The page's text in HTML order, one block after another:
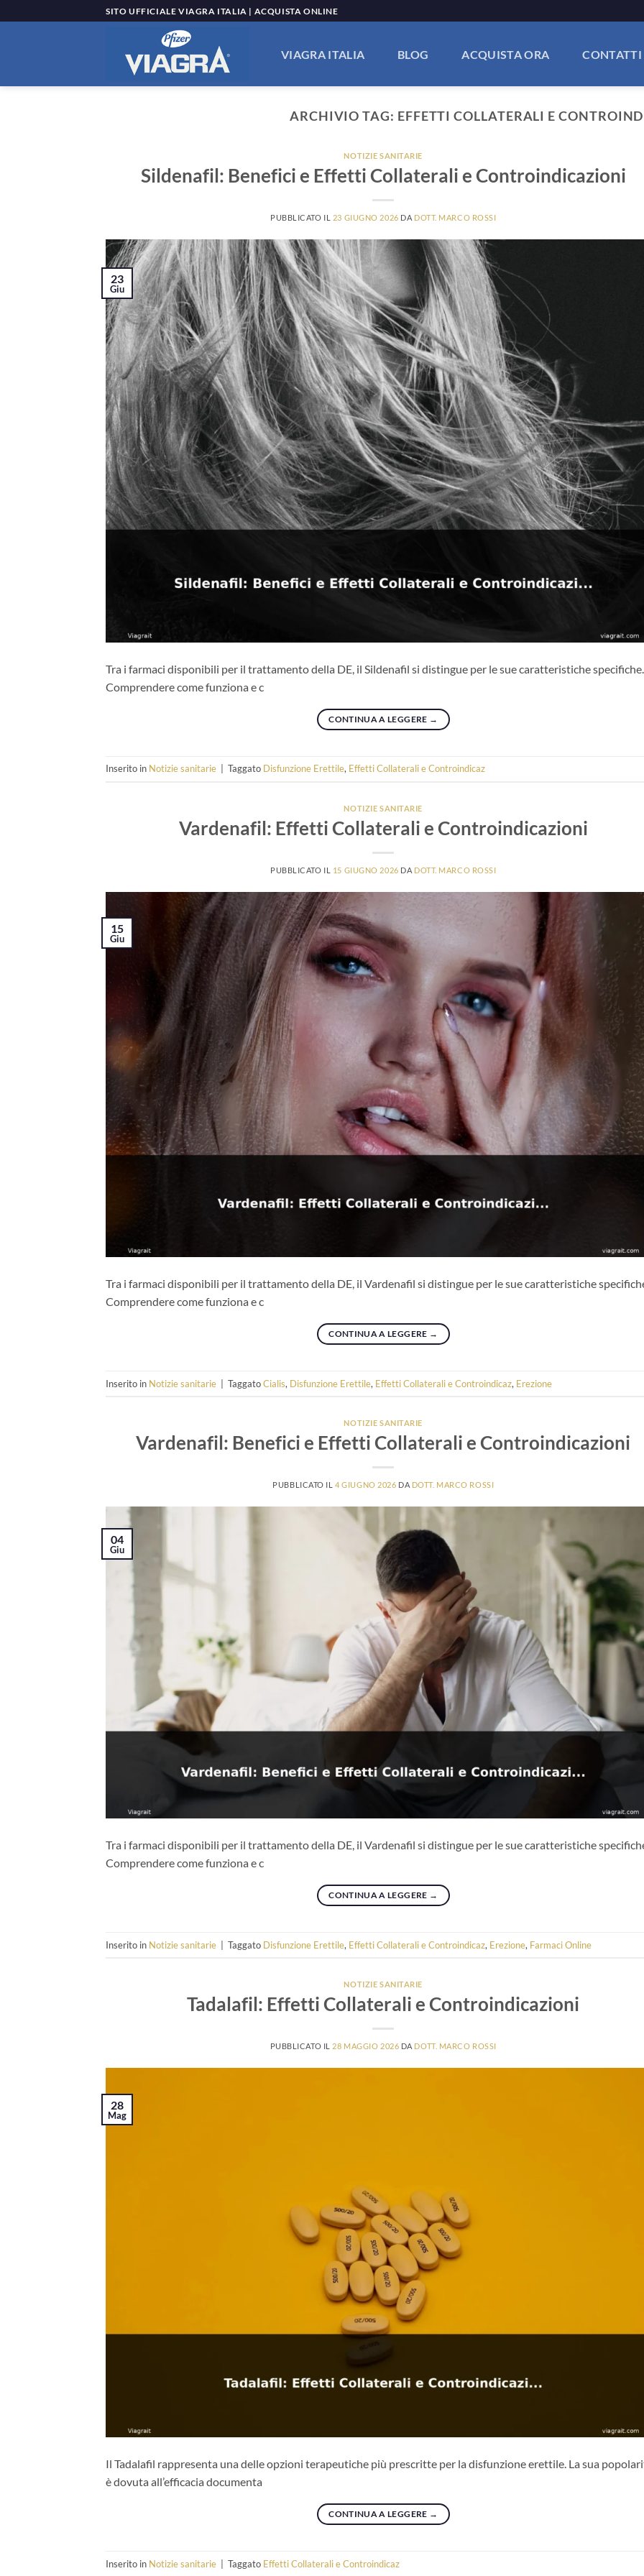
ai
SITO UFFICIALE VIAGRA ITALIA | ACQUISTA ONLINE
VIAGRA ITALIA BLOG ACQUISTA ORA CONTATTI
ARCHIVIO TAG: EFFETTI COLLATERALI E
NOTIZIE SANITARIE
Sildenafil: Benefici e Effetti Collaterali e Controindicazioni
PUBBLICATO IL 23 GIUGNO 2026 DA DOTT. MARCO ROSSI
23
Giu
Tra i farmaci disponibili per il trattamento della DE, il Sildenafil si distingue per le sue caratteristiche specifiche.
Comprendere come funziona e c
CONTINUA A LEGGERE →
Inserito in Notizie sanitarie Taggato Disfunzione Erettile, Effetti Collaterali e Controindicaz
NOTIZIE SANITARIE
Vardenafil: Effetti Collaterali e Controindicazioni
PUBBLICATO IL 15 GIUGNO 2026 DA DOTT. MARCO ROSSI
15
Giu
Tra i farmaci disponibili per il trattamento della DE, il Vardenafil si distingue per le sue caratteristiche
Comprendere come funziona e c
CONTINUA A LEGGERE →
Inserito in Notizie sanitarie | TaggatoCialis, Disfunzione Erettile, Effetti Collaterali e Controindicaz, Erezione
NOTIZIE SANITARIE
Vardenafil: Benefici e Effetti Collaterali e Controindicazioni
PUBBLICATO IL4 GIUGNO 2026 DA DOTT. MARCO ROSSI
04
Giu
Tra i farmaci disponibili per il trattamento della DE, il Vardenafil si distingue per le sue caratteristiche
Comprendere come funziona e c
CONTINUA A LEGGERE →
Inserito in Notizie sanitarie Taggato Disfunzione Erettile, Effetti Collaterali e Controindicaz, Erezione, Farmaci Online
NOTIZIE SANITARIE
Tadalafil: Effetti Collaterali e Controindicazioni
PUBBLICATO IL 28 MAGGIO 2026 DA DOTT. MARCO ROSSI
28
Mag
Il Tadalafil rappresenta una delle opzioni terapeutiche più prescritte per la disfunzione erettile. La sua
è dovuta all’efficacia documenta
CONTINUA A LEGGERE →
Inserito in Notizie sanitarie Taggato Effetti Collaterali e Controindicaz